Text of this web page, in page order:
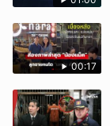
00:17